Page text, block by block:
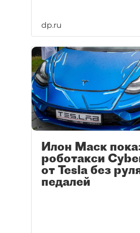
dp.ru
Илон Маск
роботакси
от Tesla без
педалей